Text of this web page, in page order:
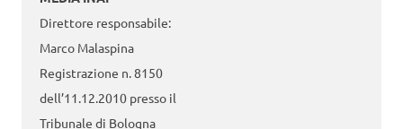
Direttore responsabile:
Marco Malaspina
Registrazione n. 8150
dell’11.12.2010 presso il
Tribunale di Bologna